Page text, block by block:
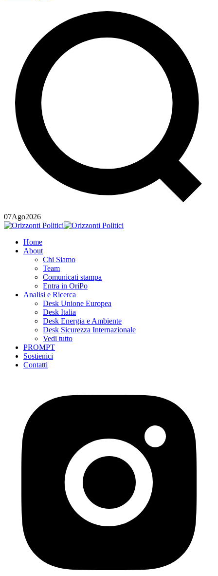
07Ago2026
Home
About
Chi Siamo
Team
Comunicati stampa
Entra in OriPo
Analisi e Ricerca
Desk Unione Europea
Desk Italia
Desk Energia e Ambiente
Desk Sicurezza Internazionale
Vedi tutto
PROMPT
Sostienici
Contatti